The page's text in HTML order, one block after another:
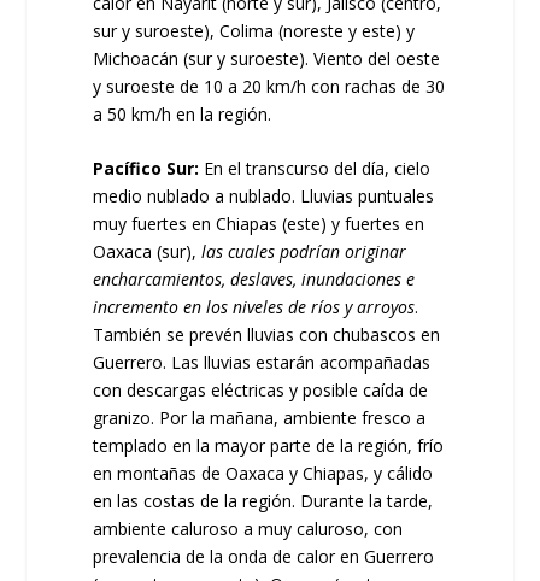
sur y suroeste), Colima (noreste y este) y
Michoacán (sur y suroeste). Viento del oeste
y suroeste de 10 a 20 km/h con rachas de 30
a 50 km/h en la región.
Pacífico Sur: En el transcurso del día, cielo
medio nublado a nublado. Lluvias puntuales
muy fuertes en Chiapas (este) y fuertes en
Oaxaca (sur), las cuales podrían originar
encharcamientos, deslaves, inundaciones e
incremento en los niveles de ríos y arroyos.
También se prevén lluvias con chubascos en
Guerrero. Las lluvias estarán acompañadas
con descargas eléctricas y posible caída de
granizo. Por la mañana, ambiente fresco a
templado en la mayor parte de la región, frío
en montañas de Oaxaca y Chiapas, y cálido
en las costas de la región. Durante la tarde,
ambiente caluroso a muy caluroso, con
prevalencia de la onda de calor en Guerrero